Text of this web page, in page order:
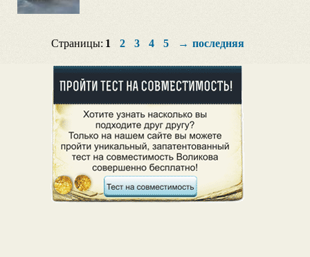
Страницы: 1 2 3 4 5 → последняя